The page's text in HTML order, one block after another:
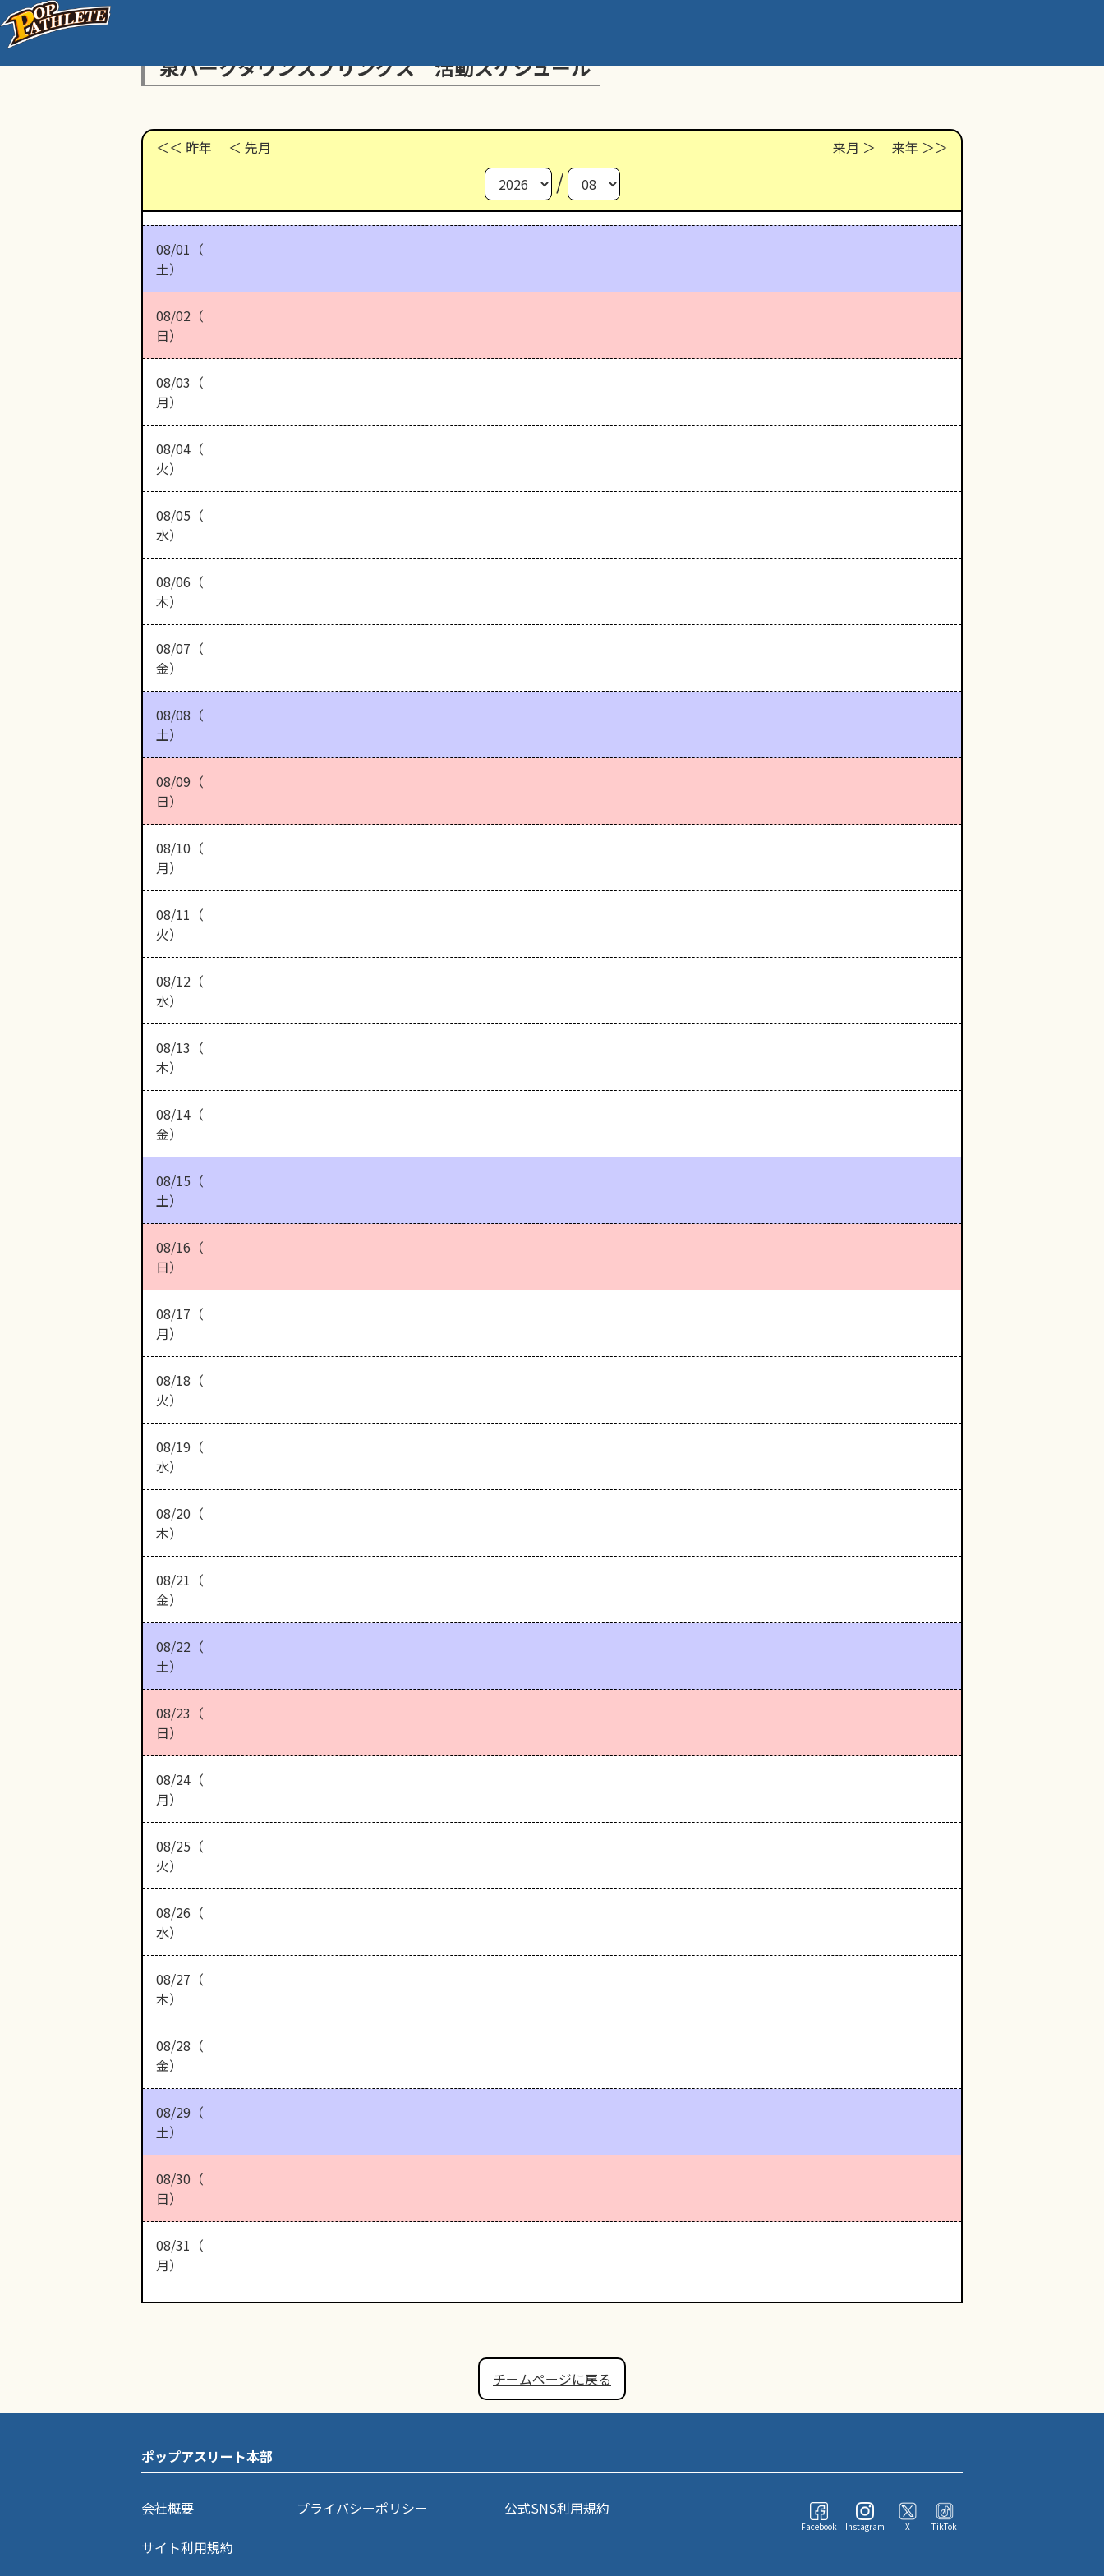
泉パークタウンスプリングス 活動スケジュール
昨年 先月 来月 来年
/
08/01（
土）
08/02（
日）
08/03（
月）
08/04（
火）
08/05（
水）
08/06（
木）
08/07（
金）
08/08（
土）
08/09（
日）
08/10（
月）
08/11（
火）
08/12（
水）
08/13（
木）
08/14（
金）
08/15（
土）
08/16（
日）
08/17（
月）
08/18（
火）
08/19（
水）
08/20（
木）
08/21（
金）
08/22（
土）
08/23（
日）
08/24（
月）
08/25（
火）
08/26（
水）
08/27（
木）
08/28（
金）
08/29（
土）
08/30（
日）
08/31（
月）
チームページに戻る
ポップアスリート本部
会社概要 プライバシーポリシー
公式SNS利用規約
サイト利用規約
Facebook Instagram X TikTok